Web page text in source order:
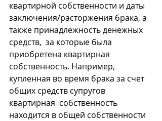
квартирной собственности и даты
заключения/расторжения брака, а
также принадлежность денежных
средств,  за которые была
приобретена квартирная
собственность. Например,
купленная во время брака за счет
общих средств супругов
квартирная  собственность
находится в общей собственности